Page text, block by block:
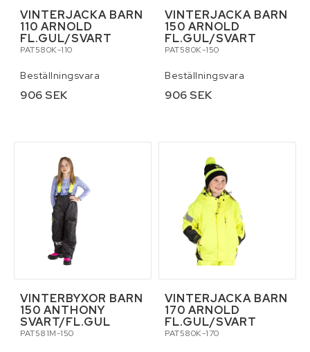
VINTERJACKA BARN
110 ARNOLD
FL.GUL/SVART
PAT580K-110
Beställningsvara
906 SEK
VINTERJACKA BARN
150 ARNOLD
FL.GUL/SVART
PAT580K-150
Beställningsvara
906 SEK
VINTERBYXOR BARN
150 ANTHONY
SVART/FL.GUL
PAT581M-150
VINTERJACKA BARN
170 ARNOLD
FL.GUL/SVART
PAT580K-170